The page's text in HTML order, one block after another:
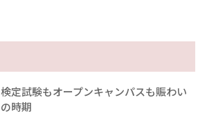
検定試験もオープンキャンパスも賑わい
の時期